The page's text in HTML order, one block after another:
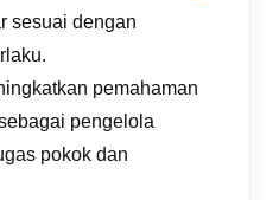
sesuai dengan
pemahaman
pengelola
pokok dan